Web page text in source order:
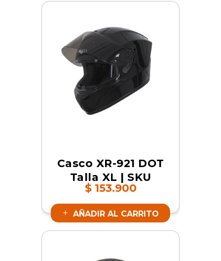
Casco XR-921 DOT
Talla XL | SKU
16853
$153.900
AÑADIR AL CARRITO